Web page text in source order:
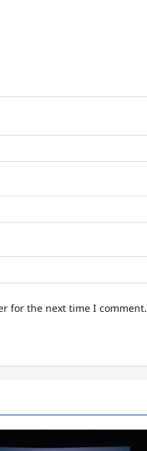
for the next time I comment.